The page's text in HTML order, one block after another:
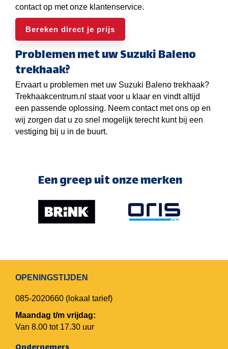
contact op met onze klantenservice.
Bereken direct je prijs
Problemen met uw Suzuki Baleno
trekhaak?
Ervaart u problemen met uw Suzuki Baleno trekhaak?
Trekhaakcentrum.nl staat voor u klaar en vindt altijd
een passende oplossing. Neem contact met ons op en
wij zorgen dat u zo snel mogelijk terecht kunt bij een
vestiging bij u in de buurt.
Een greep uit onze merken
OPENINGSTIJDEN
085-2020660 (lokaal tarief)
Maandag t/m vrijdag:
Van 8.00 tot 17.30 uur